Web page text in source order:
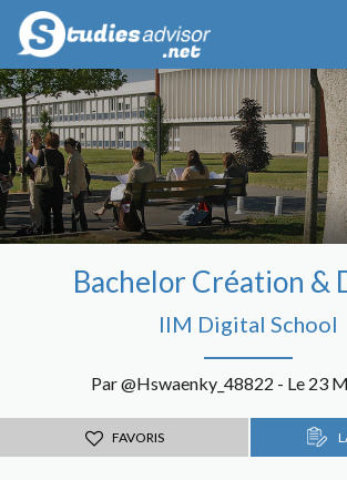
Bachelor Création &
IIM Digital School
Par @Hswaenky_48822 - Le 23
FAVORIS